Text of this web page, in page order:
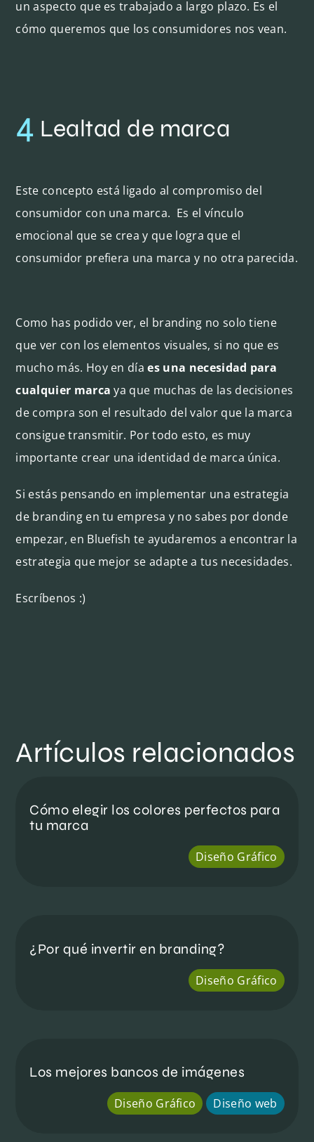
un aspecto que es trabajado a largo plazo. Es el
cómo queremos que los consumidores nos vean.
4 Lealtad de marca
Este concepto está ligado al compromiso del
consumidor con una marca. Es el vínculo
emocional que se crea y que logra que el
consumidor prefiera una marca y no otra parecida.
Como has podido ver, el branding no solo tiene
que ver con los elementos visuales, si no que es
mucho más. Hoy en díaes una necesidad para
cualquier marca ya que muchas de las decisiones
de compra son el resultado del valor que la marca
consigue transmitir. Por todo esto, es muy
importante crear una identidad de marca única.
Si estás pensando en implementar una estrategia
de branding en tu empresa y no sabes por donde
empezar, en Bluefish te ayudaremos a encontrar la
estrategia que mejor se adapte a tus necesidades.
Escríbenos :)
Artículos relacionados
Cómo elegir los colores perfectos para
tu marca
Diseño Gráfico
¿Por qué invertir en branding?
Diseño Gráfico
Los mejores bancos de imágenes
Diseño Gráfico Diseño web